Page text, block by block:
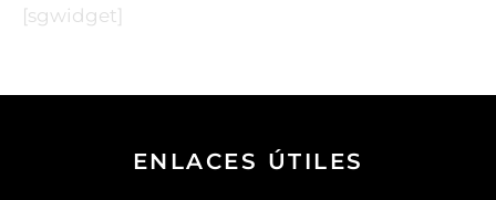
[sgwidget]
ENLACES ÚTILES